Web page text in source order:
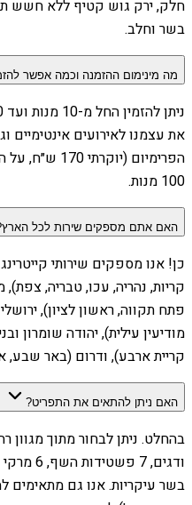
חלק, ירק גוש קטיף ללא חשש
בשר וחלב.
מה מינימום ההזמנה וכמה אפשר
את עצמנו לאירועים אינטימיים
100 מנות.
האם אתם מספקים שירות לכל
כן! אנו מספקים שירותי
קריות, נהריה, עכו, טבריה,
פתח תקווה, ראשון לציון),
מודיעין עילית), יהודה שומרון
קריית ארבע), ודרום (באר שבע,
האם ניתן להתאים את התפריט?
בשר עיקריות. אנו גם מתאימים